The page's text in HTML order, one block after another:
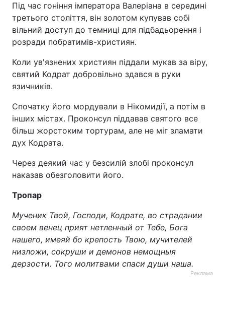
Під час гоніння імператора Валеріана в середині
третього століття, він золотом купував собі
вільний доступ до темниці для підбадьорення і
розради побратимів-християн.
Коли ув'язнених християн піддали мукав за віру,
святий Кодрат добровільно здався в руки
язичників.
Спочатку його мордували в Нікомидії, а потім в
інших містах. Проконсул піддавав святого все
більш жорстоким тортурам, але не міг зламати
дух Кодрата.
Через деякий час у безсилій злобі проконсул
наказав обезголовити його.
Тропар
Мученик Твой, Господи, Кодрате, во страдании
своем венец прият нетленный от Тебе, Бога
нашего, имеяй бо крепость Твою, мучителей
низложи, сокруши и демонов немощныя
дерзости. Того молитвами спаси души наша.
Реклама